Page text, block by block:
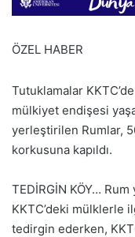
ÖZEL HABER
Tutuklamalar
mülkiyet endişesi
yerleştirilen Rumlar,
korkusuna kapıldı.
TEDİRGİN KÖY…
KKTC’deki mülklerle
tedirgin ederken,